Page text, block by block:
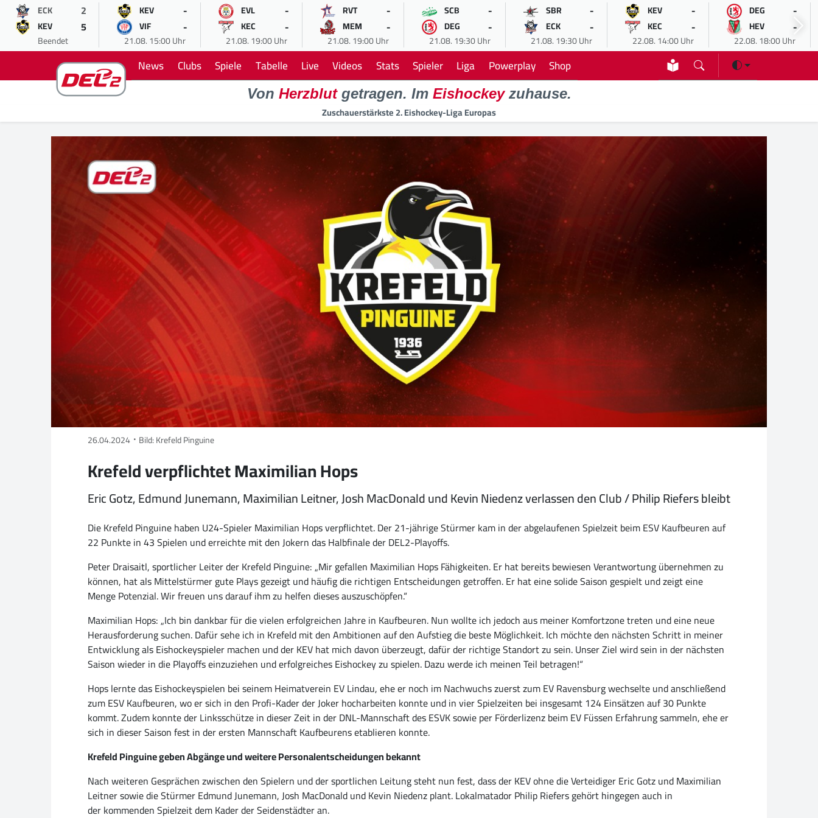
ECK 2
KEV 5
Beendet
KEV -
VIF -
21.08. 15:00 Uhr
EVL -
KEC -
21.08. 19:00 Uhr
RVT -
MEM -
21.08. 19:00 Uhr
SCB -
DEG -
21.08. 19:30 Uhr
SBR -
ECK -
21.08. 19:30 Uhr
KEV -
KEC -
22.08. 14:00 Uhr
DEG -
HEV -
22.08. 18:00 Uhr
News Clubs Spiele Tabelle Live Videos Stats Spieler Liga Powerplay Shop
Von Herzblutgetragen. Im Eishockeyzuhause.
Zuschauerstärkste 2. Eishockey-Liga Europas
26.04.2024 Bild: Krefeld Pinguine
Krefeld verpflichtet Maximilian Hops
Eric Gotz, Edmund Junemann, Maximilian Leitner, Josh MacDonald und Kevin Niedenz verlassen den Club / Philip Riefers bleibt
Die Krefeld Pinguine haben U24-Spieler Maximilian Hops verpflichtet. Der 21-jährige Stürmer kam in der abgelaufenen Spielzeit beim ESV Kaufbeuren auf
22 Punkte in 43 Spielen und erreichte mit den Jokern das Halbfinale der DEL2-Playoffs.
Peter Draisaitl, sportlicher Leiter der Krefeld Pinguine: „Mir gefallen Maximilian Hops Fähigkeiten. Er hat bereits bewiesen Verantwortung übernehmen zu
können, hat als Mittelstürmer gute Plays gezeigt und häufig die richtigen Entscheidungen getroffen. Er hat eine solide Saison gespielt und zeigt eine
Menge Potenzial. Wir freuen uns darauf ihm zu helfen dieses auszuschöpfen.“
Maximilian Hops: „Ich bin dankbar für die vielen erfolgreichen Jahre in Kaufbeuren. Nun wollte ich jedoch aus meiner Komfortzone treten und eine neue
Herausforderung suchen. Dafür sehe ich in Krefeld mit den Ambitionen auf den Aufstieg die beste Möglichkeit. Ich möchte den nächsten Schritt in meiner
Entwicklung als Eishockeyspieler machen und der KEV hat mich davon überzeugt, dafür der richtige Standort zu sein. Unser Ziel wird sein in der nächsten
Saison wieder in die Playoffs einzuziehen und erfolgreiches Eishockey zu spielen. Dazu werde ich meinen Teil betragen!“
Hops lernte das Eishockeyspielen bei seinem Heimatverein EV Lindau, ehe er noch im Nachwuchs zuerst zum EV Ravensburg wechselte und anschließend
zum ESV Kaufbeuren, wo er sich in den Profi-Kader der Joker hocharbeiten konnte und in vier Spielzeiten bei insgesamt 124 Einsätzen auf 30 Punkte
kommt. Zudem konnte der Linksschütze in dieser Zeit in der DNL-Mannschaft des ESVK sowie per Förderlizenz beim EV Füssen Erfahrung sammeln, ehe er
sich in dieser Saison fest in der ersten Mannschaft Kaufbeurens etablieren konnte.
Krefeld Pinguine geben Abgänge und weitere Personalentscheidungen bekannt
Nach weiteren Gesprächen zwischen den Spielern und der sportlichen Leitung steht nun fest, dass der KEV ohne die Verteidiger Eric Gotz und Maximilian
Leitner sowie die Stürmer Edmund Junemann, Josh MacDonald und Kevin Niedenz plant. Lokalmatador Philip Riefers gehört hingegen auch in
der kommenden Spielzeit dem Kader der Seidenstädter an.